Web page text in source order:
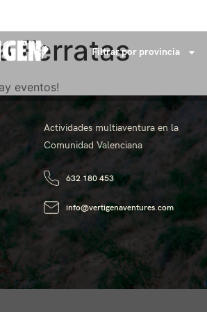
Filtrar por provincia
Ferratas
eventos!
Actividades multiaventura en la
Comunidad Valenciana
632 180 453
info@vertigenaventures.com